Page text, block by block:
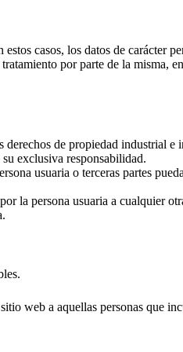
casos, los datos de carácter
por parte de la misma,
de propiedad industrial e
exclusiva responsabilidad.
usuaria o terceras partes
persona usuaria a cualquier
web a aquellas personas que